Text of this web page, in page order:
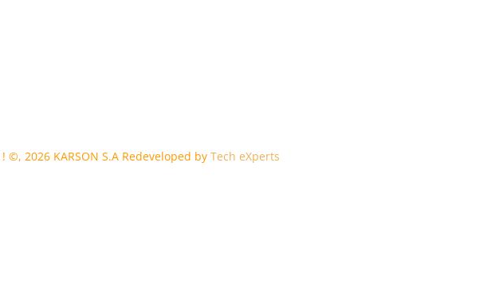
! ©, 2026 KARSON S.A Redeveloped byTech eXperts